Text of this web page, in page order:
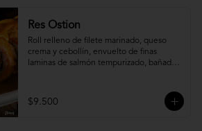
Res Ostion
Roll relleno de filete marinado, queso
crema y cebollín, envuelto de finas
laminas de salmón tempurizado, bañada
$9.500